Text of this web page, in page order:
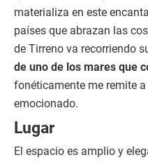
materializa en este
países que abrazan las
de Tirreno va recorriendo
de uno de los mares que
fonéticamente me remite
emocionado.
Lugar
El espacio es amplio y